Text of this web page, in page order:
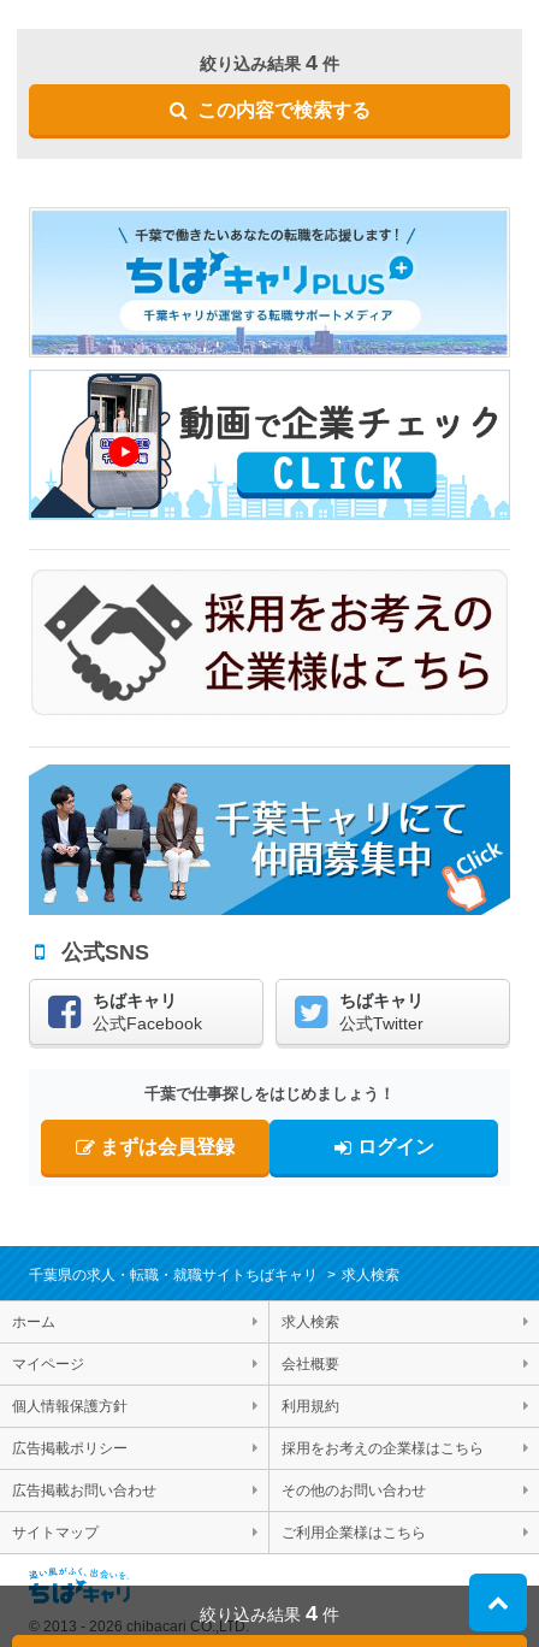
絞り込み結果 4 件
この内容で検索する
絞り込み結果 4 件
公式SNS
ちばキャリ
公式Facebook
ちばキャリ
公式Twitter
千葉で仕事探しをはじめましょう！
まずは会員登録 ログイン
千葉県の求人・転職・就職サイトちばキャリ 求人検索
ホーム 求人検索
マイページ 会社概要
個人情報保護方針 利用規約
広告掲載ポリシー 採用をお考えの企業様はこちら
広告掲載お問い合わせ その他のお問い合わせ
サイトマップ ご利用企業様はこちら
© 2013 - 2026 chibacari CO.,LTD.